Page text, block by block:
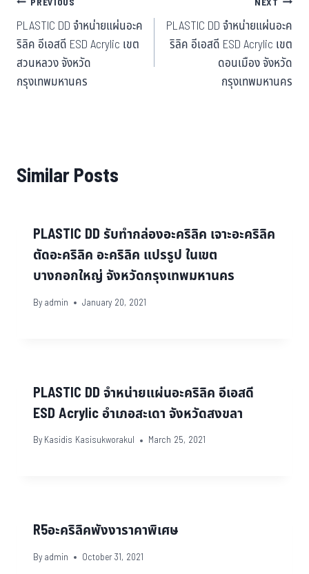
PLASTIC DD จำหน่ายแผ่นอะค
ริลิค อีเอสดี ESD Acrylic เขต
สวนหลวง จังหวัด
กรุงเทพมหานคร
PLASTIC DD จำหน่ายแผ่นอะค
ริลิค อีเอสดี ESD Acrylic เขต
ดอนเมือง จังหวัด
กรุงเทพมหานคร
Similar Posts
PLASTIC DD รับทำกล่องอะคริลิค เจาะอะคริลิค
ตัดอะคริลิค อะคริลิค แปรรูป ในเขต
บางกอกใหญ่ จังหวัดกรุงเทพมหานคร
By admin January 20, 2021
PLASTIC DD จำหน่ายแผ่นอะคริลิค อีเอสดี
ESD Acrylic อำเภอสะเดา จังหวัดสงขลา
By Kasidis Kasisukworakul March 25, 2021
R5อะคริลิคพังงาราคาพิเศษ
By admin October 31, 2021